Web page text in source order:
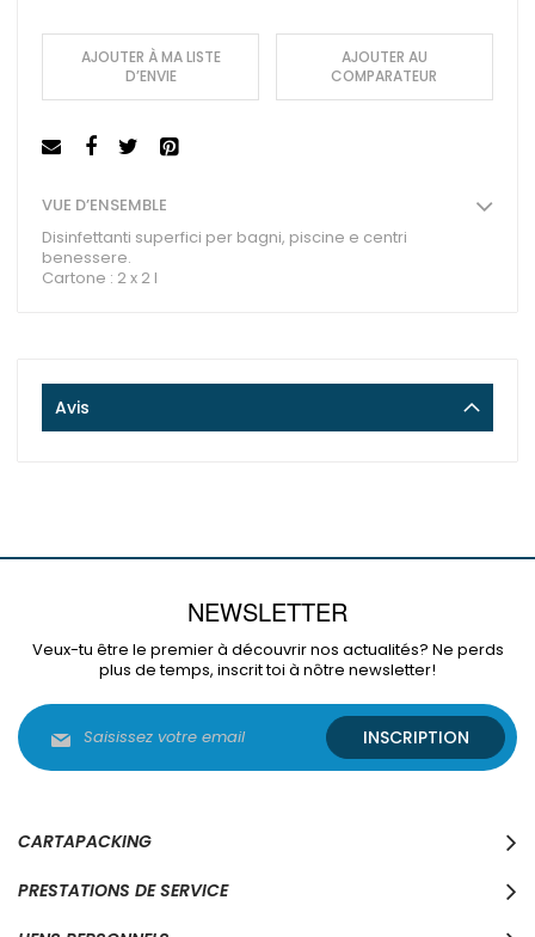
AJOUTER À MA LISTE
D’ENVIE
AJOUTER AU
COMPARATEUR
VUE D’ENSEMBLE
Disinfettanti superfici per bagni, piscine e centri
benessere.
Cartone : 2 x 2 l
Avis
NEWSLETTER
Veux-tu être le premier à découvrir nos actualités? Ne perds
plus de temps, inscrit toi à nôtre newsletter!
à
notre
INSCRIPTION
CARTAPACKING
PRESTATIONS DE SERVICE